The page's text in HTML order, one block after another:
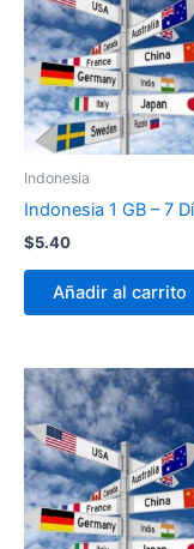
Indonesia
Indonesia 1 GB – 7
$5.40
Añadir al carrito